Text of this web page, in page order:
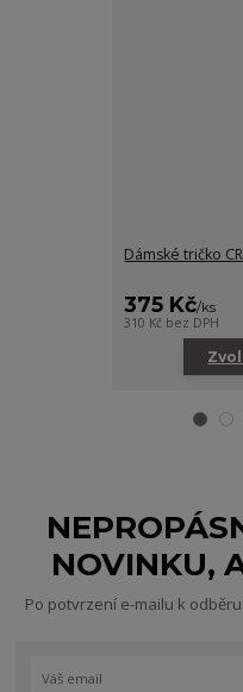
Dámské tričko
375 Kč/ks
310 Kč bez DPH
NOVINKU,
Po potvrzení e-mailu k